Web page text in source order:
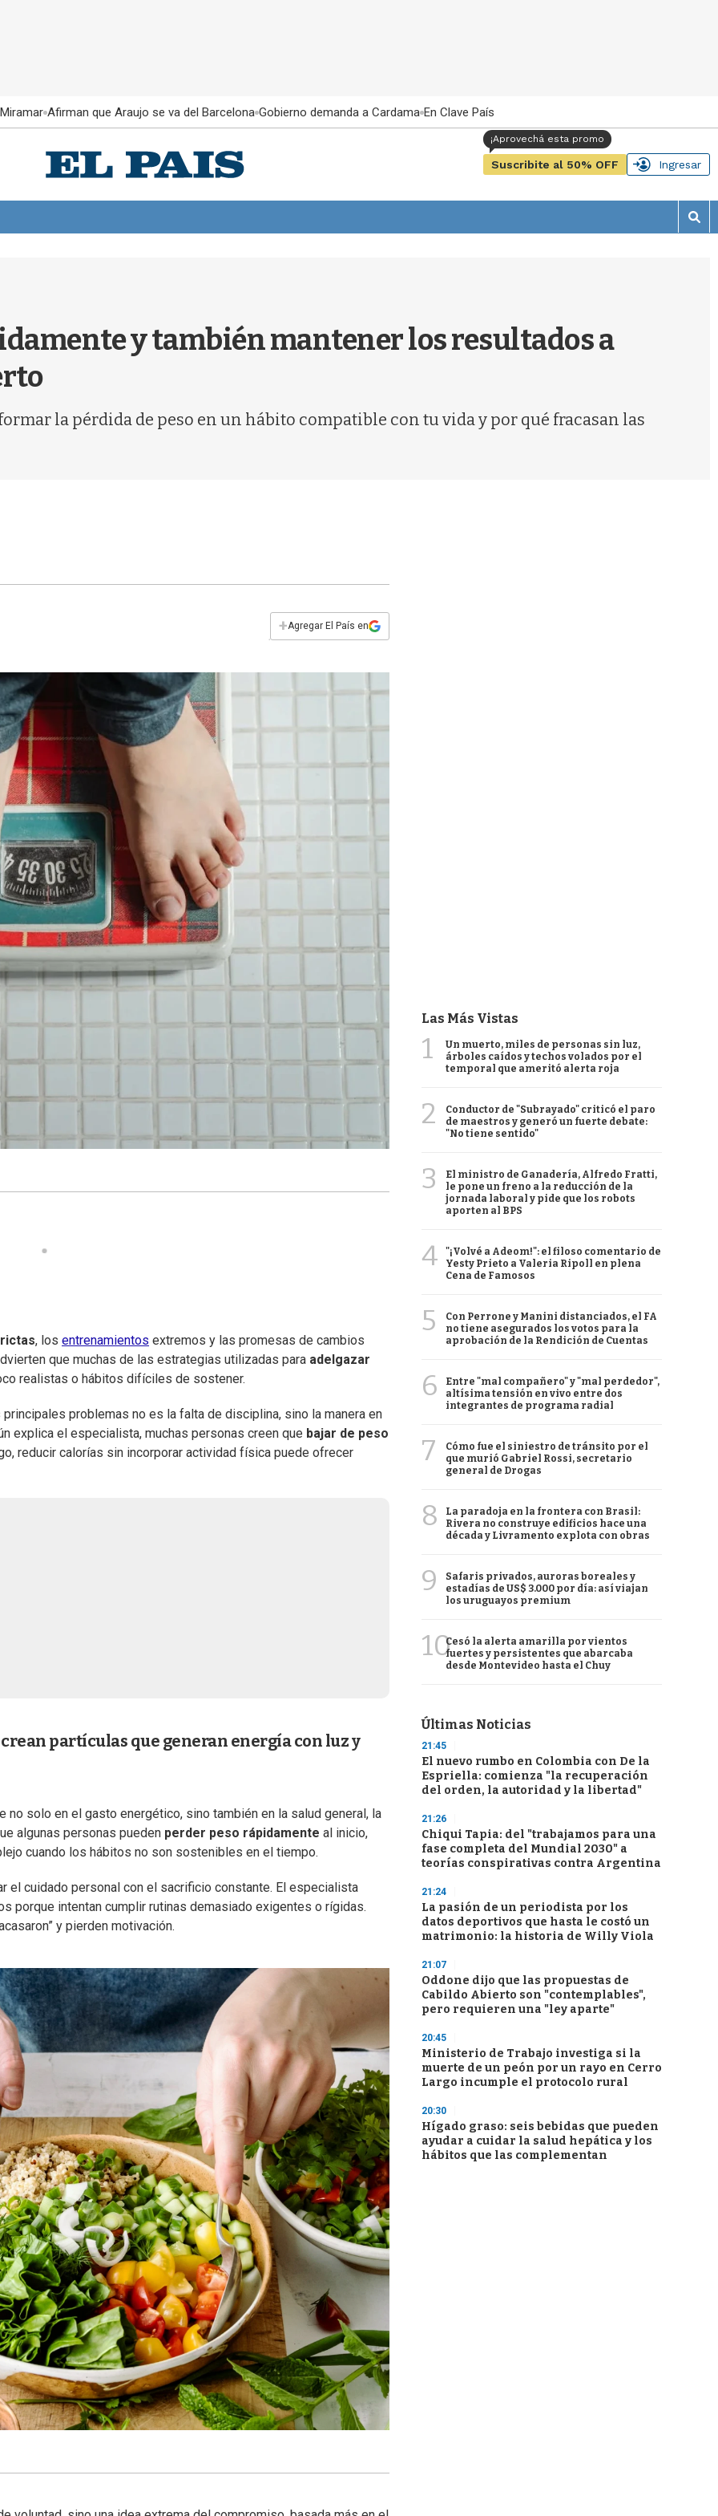
Afirman que Araujo se va del Barcelona Gobierno demanda a Cardama En Clave País
Suscribite al 50% OFF Ingresar
M
o
y también mantener los resultados a
la pérdida de peso en un hábito compatible con tu vida y por qué fracasan las
+Agregar El País en
, los entrenamientos extremos y las promesas de cambios
que muchas de las estrategias utilizadas para adelgazar
realistas o hábitos difíciles de sostener.
problemas no es la falta de disciplina, sino la manera en
explica el especialista, muchas personas creen que bajar de peso
reducir calorías sin incorporar actividad física puede ofrecer
crean partículas que generan energía con luz y
no solo en el gasto energético, sino también en la salud general, la
algunas personas pueden perder peso rápidamente al inicio,
cuando los hábitos no son sostenibles en el tiempo.
el cuidado personal con el sacrificio constante. El especialista
porque intentan cumplir rutinas demasiado exigentes o rígidas.
y pierden motivación.
Las Más Vistas
1
Un muerto, miles de personas sin luz,
árboles caídos y techos volados por el
temporal que ameritó alerta roja
2
Conductor de "Subrayado" criticó el paro
de maestros y generó un fuerte debate:
"No tiene sentido"
3
El ministro de Ganadería, Alfredo Fratti,
le pone un freno a la reducción de la
jornada laboral y pide que los robots
aporten al BPS
4
"¡Volvé a Adeom!": el filoso comentario de
Yesty Prieto a Valeria Ripoll en plena
Cena de Famosos
5
Con Perrone y Manini distanciados, el FA
no tiene asegurados los votos para la
aprobación de la Rendición de Cuentas
6
Entre "mal compañero" y "mal perdedor",
altísima tensión en vivo entre dos
integrantes de programa radial
7
Cómo fue el siniestro de tránsito por el
que murió Gabriel Rossi, secretario
general de Drogas
8
La paradoja en la frontera con Brasil:
Rivera no construye edificios hace una
década y Livramento explota con obras
9
Safaris privados, auroras boreales y
estadías de US$ 3.000 por día: así viajan
los uruguayos premium
10Cesó la alerta amarilla por vientos
fuertes y persistentes que abarcaba
desde Montevideo hasta el Chuy
Últimas Noticias
21:45
El nuevo rumbo en Colombia con De la
Espriella: comienza "la recuperación
del orden, la autoridad y la libertad"
21:26
Chiqui Tapia: del "trabajamos para una
fase completa del Mundial 2030" a
teorías conspirativas contra Argentina
21:24
La pasión de un periodista por los
datos deportivos que hasta le costó un
matrimonio: la historia de Willy Viola
21:07
Oddone dijo que las propuestas de
Cabildo Abierto son "contemplables",
pero requieren una "ley aparte"
20:45
Ministerio de Trabajo investiga si la
muerte de un peón por un rayo en Cerro
Largo incumple el protocolo rural
20:30
Hígado graso: seis bebidas que pueden
ayudar a cuidar la salud hepática y los
hábitos que las complementan